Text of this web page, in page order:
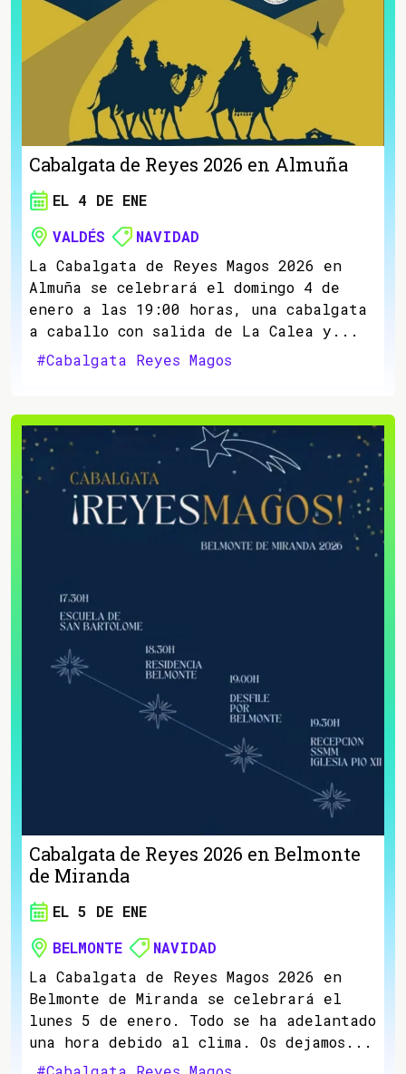
Cabalgata de Reyes 2026 en Almuña
EL 4 DE ENE
VALDÉS
NAVIDAD
La Cabalgata de Reyes Magos 2026 en
Almuña se celebrará el domingo 4 de
enero a las 19:00 horas, una cabalgata
a caballo con salida de La Calea y...
#Cabalgata Reyes Magos
Cabalgata de Reyes 2026 en Belmonte
de Miranda
EL 5 DE ENE
BELMONTE
NAVIDAD
La Cabalgata de Reyes Magos 2026 en
Belmonte de Miranda se celebrará el
lunes 5 de enero. Todo se ha adelantado
una hora debido al clima. Os dejamos...